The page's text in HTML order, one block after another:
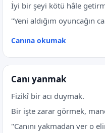
İyi bir şeyi kötü hâle
"Yeni aldığım oyuncağın
Canına okumak
Canı yanmak
Fizikî bir acı duymak.
Bir işte zarar görmek,
"Canını yakmadan ver o